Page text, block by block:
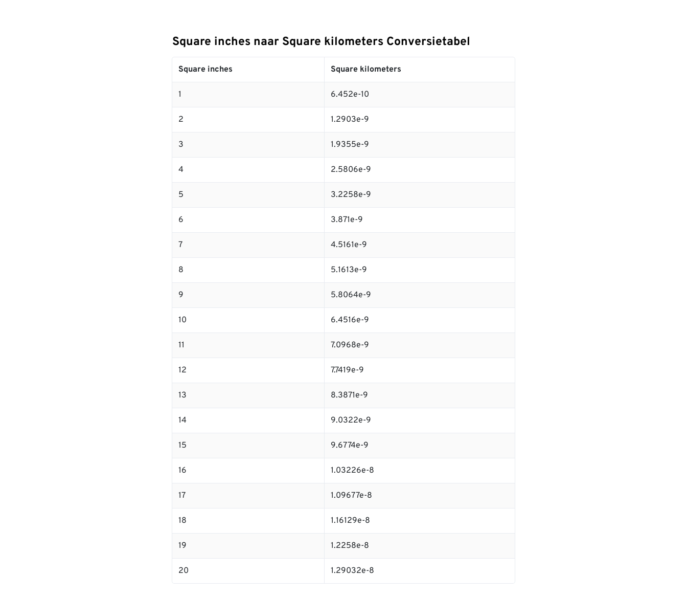
Square inches naar Square kilometers Conversietabel
Square inches Square kilometers
1 6.452e-10
2 1.2903e-9
3 1.9355e-9
4 2.5806e-9
5 3.2258e-9
6 3.871e-9
7 4.5161e-9
8 5.1613e-9
9 5.8064e-9
10 6.4516e-9
11 7.0968e-9
12 7.7419e-9
13 8.3871e-9
14 9.0322e-9
15 9.6774e-9
16 1.03226e-8
17 1.09677e-8
18 1.16129e-8
19 1.2258e-8
20 1.29032e-8